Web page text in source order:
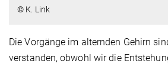
© K. Link
Die Vorgänge im alternden Gehirn
verstanden, obwohl wir die